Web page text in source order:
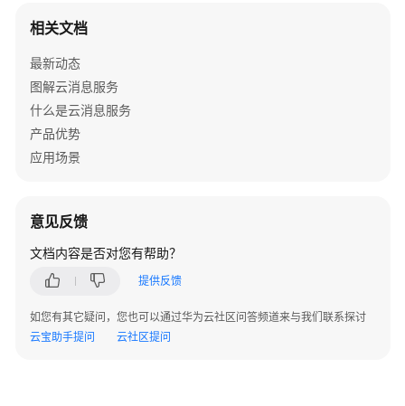
绍
计
费
说
明
入
门
指
南
相关文档
最新动态
图解云消息服务
什么是云消息服务
产品优势
应用场景
意见反馈
文档内容是否对您有帮助？
提供反馈
如您有其它疑问，您也可以通过华为云社区问答频道来与我们联系探讨
云宝助手提问
云社区提问